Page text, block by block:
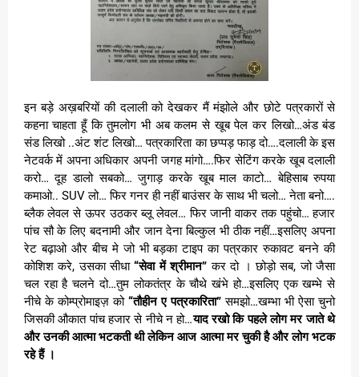
इन बड़े अख़बरियों की दलाली को देखकर मैं मंझोले और छोटे पत्रकारों से
कहना चाहता हूँ कि तुमलोग भी अब कलम से खूब पेल कर लिखो…अंड बंड
संड लिखो ..अंट शंट लिखो… पत्रकारिता का छप्पड़ फाड़ दो….दलाली के इस
नेटवर्क में अपना अधिकार अपनी जगह मांगो….फिर सेटिंग करके खूब दलाली
करो… दूह डालो सबको… जुगाड़ करके खूब माल काटो… बेहिसाब रुपया
कमाओ.. SUV लो… फिर गनर ही नहीं बाउंसर के साथ भी चलो… नेता बनो….
ब्लैक लेवल से ऊपर उठकर ब्लू लेवल… फिर जानी वाकर तक पहुंचो… हजार
पांच सौ के लिए बदनामी और जान देना बिल्कुल भी ठीक नहीं…इसलिए अपना
रेट बढ़ाओ और बीच मे जो भी बड़का टाइप का पत्रकार रुकावट बनने की
कोशिश करे, उसका सीधा“सेवा में श्रीमान” कर दो । छोड़ो सब, जो जैसा
चल रहा है चलने दो…तुम लोकतंत्र के चौथे खंभे हो…इसलिए एक खम्भे से
नीचे के कोम्प्रोमाइज़ को “तौहीन ए पत्रकारिता” समझो…खम्भा भी ऐसा चुनो
जिसकी औकात पांच हजार से नीचे न हो…याद रखो कि पहले लोग मर जाते थे
और उनकी आत्मा भटकती थी लेकिन आज आत्मा मर चुकी है और लोग भटक
रहे हैं ।